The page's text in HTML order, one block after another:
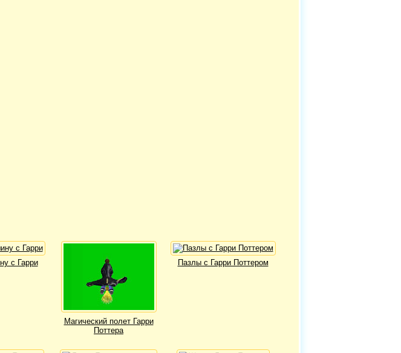
с Гарри
Магический полет Гарри
Поттера
Пазлы с Гарри Поттером